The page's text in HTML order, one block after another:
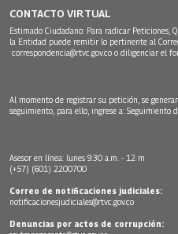
CONTACTO VIRTUAL
Estimado Ciudadano: Para radicar Peticiones,
la Entidad puede remitir lo pertinente al
correspondencia@rtvc.gov.co o diligenciar el
Al momento de registrar su petición, se
seguimiento, para ello, ingrese a: Seguimiento
Asesor en línea: lunes 9:30 a.m. - 12 m
(+57) (601) 2200700
Correo de notificaciones judiciales:
notificacionesjudiciales@rtvc.gov.co
Denuncias por actos de corrupción: